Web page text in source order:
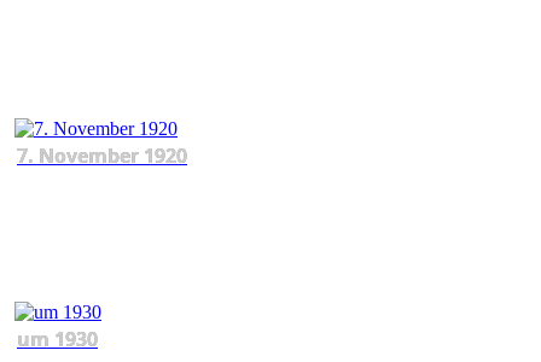
7. November 1920
um 1930